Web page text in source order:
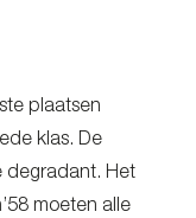
plaatsen
klas. De
degradant. Het
moeten alle